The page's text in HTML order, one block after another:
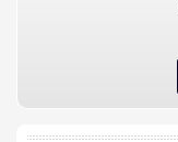
Localização
Odessa e 10minutos
Agende sua visita com